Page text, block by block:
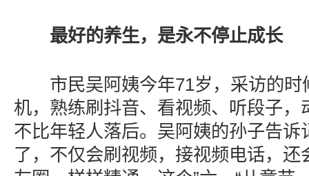
最好的养生，是永不停止成长
市民吴阿姨今年71岁，采访的时
机，熟练刷抖音、看视频、听段子，
不比年轻人落后。吴阿姨的孙子告诉
了，不仅会刷视频，接视频电话，还